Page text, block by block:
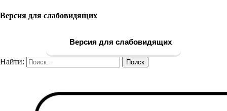
Версия для слабовидящих
Версия для слабовидящих
Найти: